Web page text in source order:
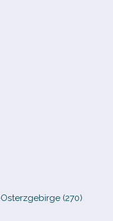
(270)